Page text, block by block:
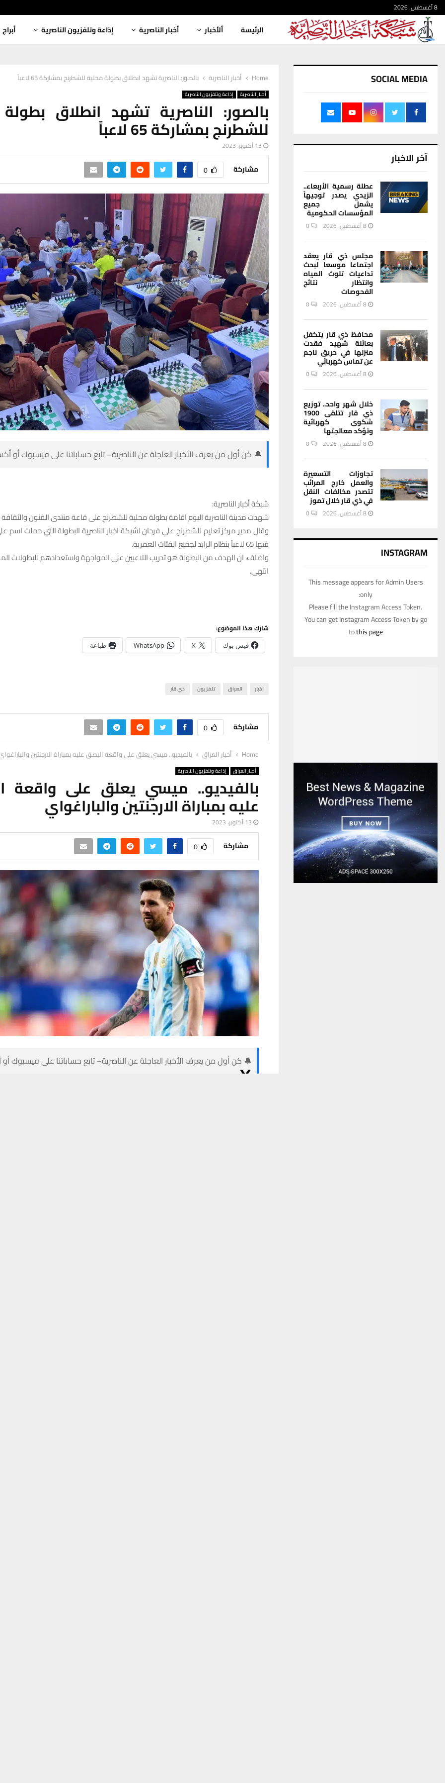
8 أغسطس، 2026
الرئيسة ألأخبار أخبار الناصرية إذاعة وتلفزيون الناصرية أبراج
Home أخبار الناصرية بالصور: الناصرية تشهد انطلاق بطولة محلية للشطرنج بمشاركة 65 لاعباً
أخبار الناصرية إذاعة وتلفزيون الناصرية
بالصور: الناصرية تشهد انطلاق
للشطرنج بمشاركة 65 لاعباً
13 أكتوبر، 2023
مشاركة 0
🔔 كن أول من يعرف الأخبار العاجلة عن الناصرية– تابع حساباتنا على فيسبوك أو
شبكة أخبار الناصرية:
شهدت مدينة الناصرية اليوم اقامة بطولة محلية للشطرنج على قاعة منتدى الفنون
وقال مدير مركز تعليم للشطرنج علي فرحان لشبكة اخبار الناصرية البطولة التي حملت اسم
فيها 65 لاعباً بنظام الرابد لجميع الفئات العمرية.
واضاف، ان الهدف من البطولة هو تدريب اللاعبين على المواجهة واستعدادهم للبطولات
انتهى.
شارك هذا الموضوع:
فيس بوك X
WhatsApp طباعة
اخبار العراق تلفزيون ذي قار
مشاركة 0
Home أخبار العراق بالفيديو.. ميسي يعلق على واقعة البصق عليه بمباراة الارجنتين
أخبار العراق إذاعة وتلفزيون الناصرية
بالفيديو.. ميسي يعلق على واقعة
عليه بمباراة الارجنتين والباراغواي
13 أكتوبر، 2023
مشاركة 0
🔔 كن أول من يعرف الأخبار العاجلة عن الناصرية– تابع حساباتنا على فيسبوك
SOCIAL MEDIA
آخر الاخبار
عطلة رسمية الأربعاء..
الزيدي يصدر توجيهاً
يشمل جميع
المؤسسات الحكومية
8 أغسطس، 2026 0
مجلس ذي قار يعقد
اجتماعا موسعا لبحث
تداعيات تلوث المياه
وانتظار نتائج
الفحوصات
8 أغسطس، 2026 0
محافظ ذي قار يتكفل
بعائلة شهيد فقدت
منزلها في حريق ناجم
عن تماس كهربائي
8 أغسطس، 2026 0
خلال شهر واحد.. توزيع
ذي قار تتلقى 1900
شكوى كهربائية
وتؤكد معالجتها
8 أغسطس، 2026 0
تجاوزات التسعيرة
والعمل خارج المرائب
تتصدر مخالفات النقل
في ذي قار خلال تموز
8 أغسطس، 2026 0
INSTAGRAM
This message appears for Admin Users
only:
Please fill the Instagram Access Token.
You can get Instagram Access Token by go
tothis page